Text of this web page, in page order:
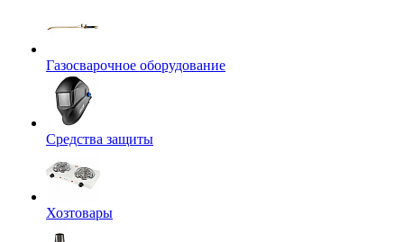
Газосварочное оборудование
Средства защиты
Хозтовары